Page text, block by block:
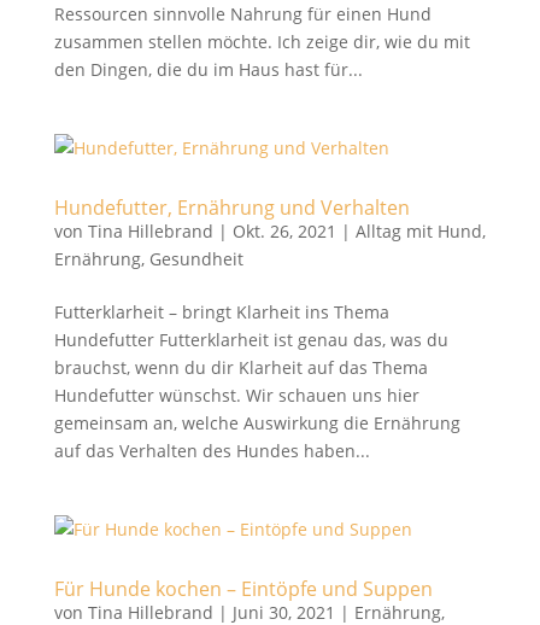
Ressourcen sinnvolle Nahrung für einen Hund
zusammen stellen möchte. Ich zeige dir, wie du mit
den Dingen, die du im Haus hast für...
Hundefutter, Ernährung und Verhalten
von Tina Hillebrand | Okt. 26, 2021 | Alltag mit Hund,
Ernährung, Gesundheit
Futterklarheit – bringt Klarheit ins Thema
Hundefutter Futterklarheit ist genau das, was du
brauchst, wenn du dir Klarheit auf das Thema
Hundefutter wünschst. Wir schauen uns hier
gemeinsam an, welche Auswirkung die Ernährung
auf das Verhalten des Hundes haben...
Für Hunde kochen – Eintöpfe und Suppen
von Tina Hillebrand | Juni 30, 2021 | Ernährung,